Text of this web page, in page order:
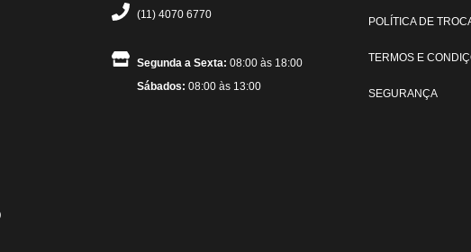
(11) 4070 6770
Segunda a Sexta: 08:00 às 18:00
Sábados: 08:00 às 13:00
POLÍTICA DE
TERMOS E
SEGURANÇA